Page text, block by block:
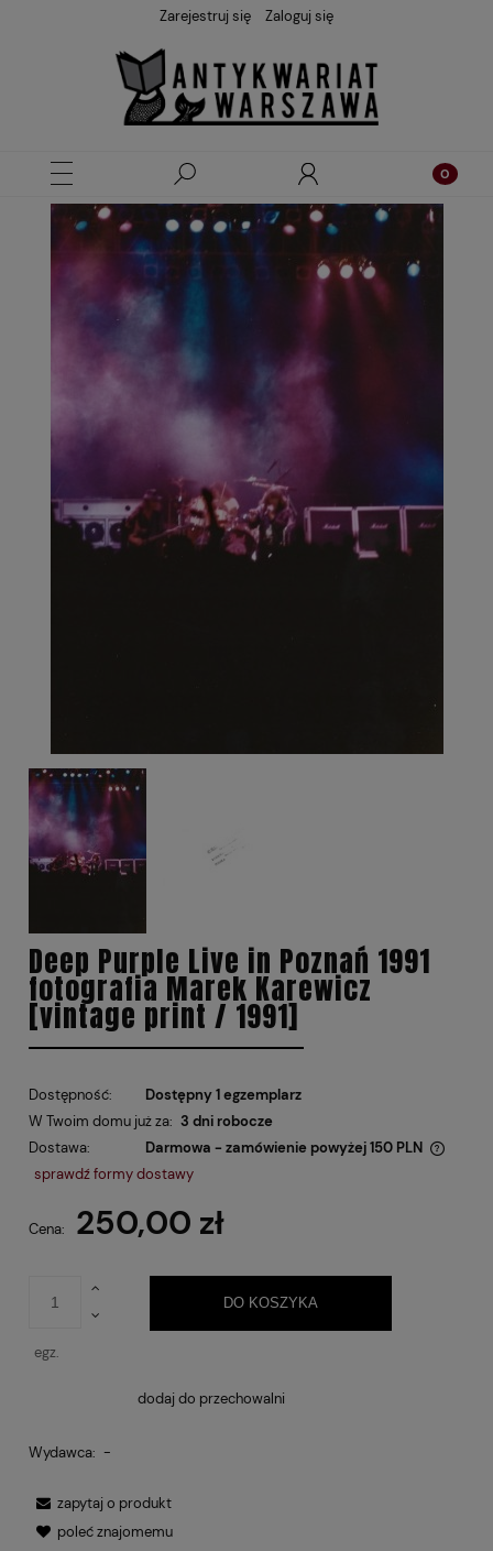
Zarejestruj się Zaloguj się
Deep Purple Live in Poznań 1991
fotografia Marek Karewicz
[vintage print / 1991]
Dostępność:
Dostępny 1 egzemplarz
W Twoim domu już za: 3 dni robocze
Dostawa:
Darmowa - zamówienie powyżej 150 PLN
Cena nie zawiera ewentualnych kosztów płatności
sprawdź formy dostawy
Cena: 250,00 zł
egz.
DO KOSZYKA
dodaj do przechowalni
Wydawca: -
zapytaj o produkt
poleć znajomemu